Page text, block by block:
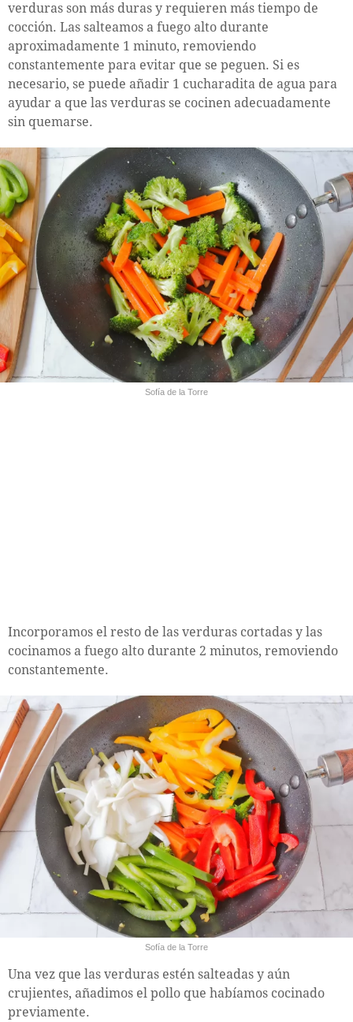
verduras son más duras y requieren más tiempo de
cocción. Las salteamos a fuego alto durante
aproximadamente 1 minuto, removiendo
constantemente para evitar que se peguen. Si es
necesario, se puede añadir 1 cucharadita de agua para
ayudar a que las verduras se cocinen adecuadamente
sin quemarse.
Sofía de la Torre
Incorporamos el resto de las verduras cortadas y las
cocinamos a fuego alto durante 2 minutos, removiendo
constantemente.
Sofía de la Torre
Una vez que las verduras estén salteadas y aún
crujientes, añadimos el pollo que habíamos cocinado
previamente.